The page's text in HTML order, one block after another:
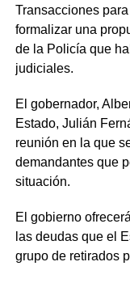
Transacciones
formalizar una
de la Policía que
judiciales.
El gobernador,
Estado, Julián
reunión en la que
demandantes que
situación.
El gobierno
las deudas que el
grupo de retirados